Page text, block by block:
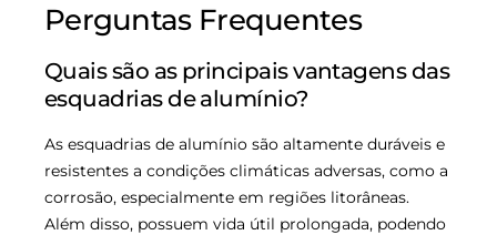
Perguntas Frequentes
Quais são as principais vantagens das
esquadrias de alumínio?
As esquadrias de alumínio são altamente duráveis e
resistentes a condições climáticas adversas, como a
corrosão, especialmente em regiões litorâneas.
Além disso, possuem vida útil prolongada, podendo